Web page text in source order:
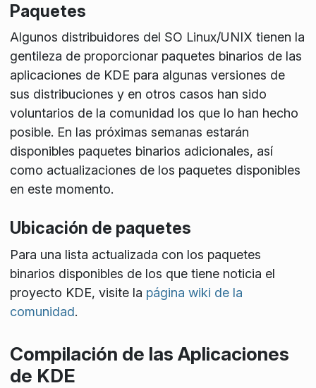
Paquetes
Algunos distribuidores del SO Linux/UNIX tienen la
gentileza de proporcionar paquetes binarios de las
aplicaciones de KDE para algunas versiones de
sus distribuciones y en otros casos han sido
voluntarios de la comunidad los que lo han hecho
posible. En las próximas semanas estarán
disponibles paquetes binarios adicionales, así
como actualizaciones de los paquetes disponibles
en este momento.
Ubicación de paquetes
Para una lista actualizada con los paquetes
binarios disponibles de los que tiene noticia el
proyecto KDE, visite la página wiki de la
comunidad.
Compilación de las Aplicaciones
de KDE